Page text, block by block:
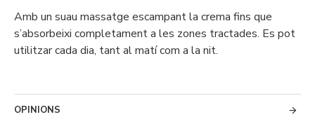
Amb un suau massatge escampant la crema fins que
s’absorbeixi completament a les zones tractades. Es pot
utilitzar cada dia, tant al matí com a la nit.
OPINIONS